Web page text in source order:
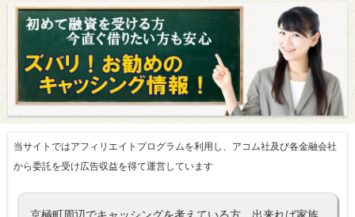
当サイトではアフィリエイトプログラムを利用し、アコム社及び各金融会社
から委託を受け広告収益を得て運営しています
京極町周辺でキャッシングを考えている方、出来れば家族